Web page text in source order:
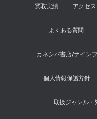
買取実績 アクセス
よくある質問
カネシバ書店/ナイン
個人情報保護方針
取扱ジャンル・